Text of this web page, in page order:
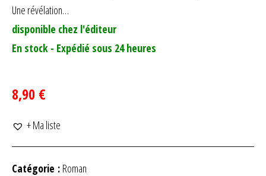
Une révélation…
disponible chez l'éditeur
En stock - Expédié sous 24 heures
8,90 €
+ Ma liste
Catégorie : Roman